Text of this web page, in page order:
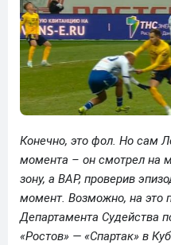
Конечно, это фол. Но сам
момента – он смотрел на
зону, а ВАР, проверив
момент. Возможно, на это
Департамента Судейства
«Ростов» — «Спартак» в